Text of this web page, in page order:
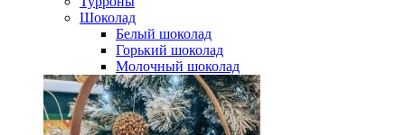
Шоколад
Белый шоколад
Горький шоколад
Молочный шоколад